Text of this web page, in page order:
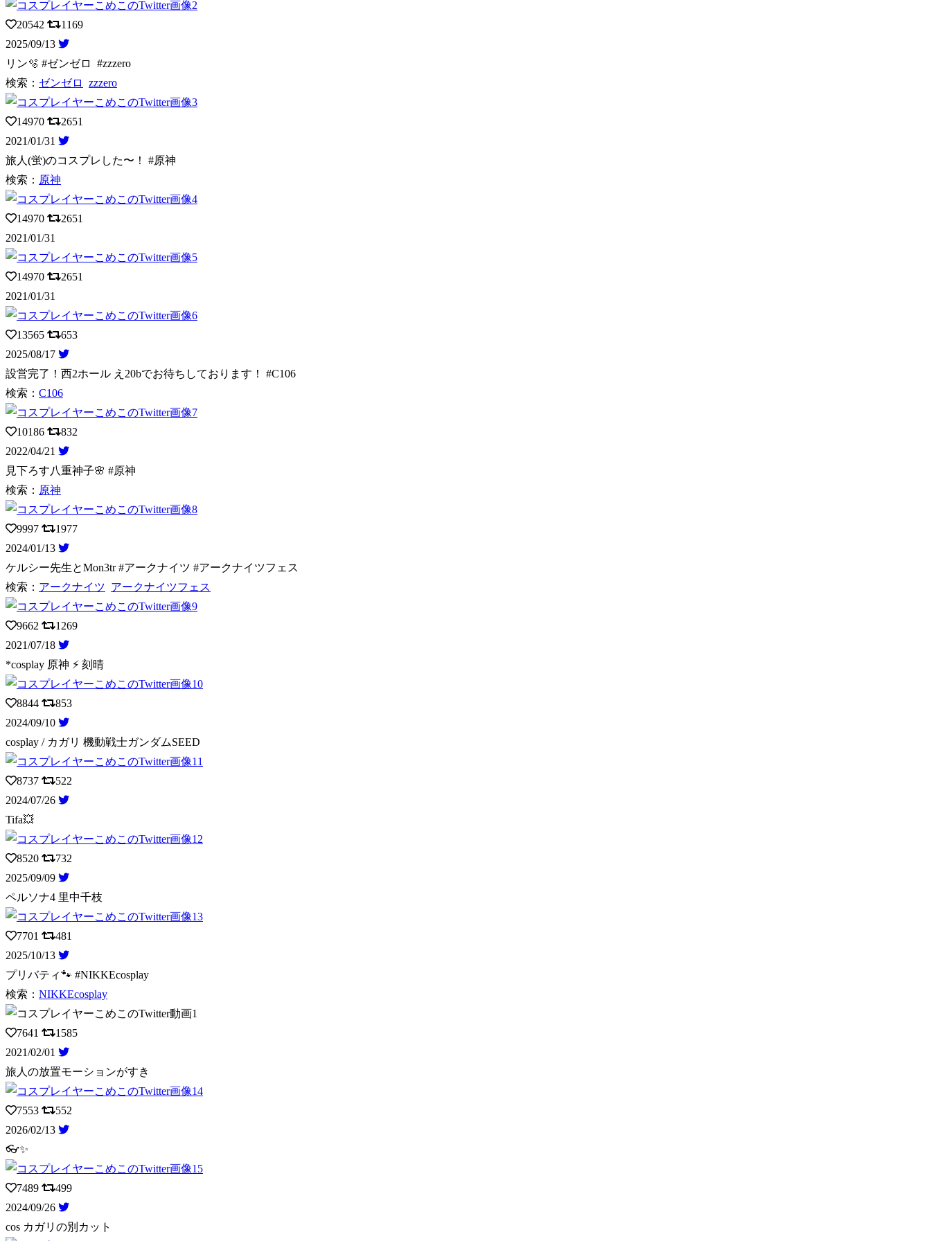
20542
1169
2025/09/13
リン🫧 #ゼンゼロ #zzzero
検索： ゼンゼロ zzzero
14970
2651
2021/01/31
旅人(蛍)のコスプレした〜！ #原神
検索： 原神
14970
2651
2021/01/31
14970
2651
2021/01/31
13565
653
2025/08/17
設営完了！西2ホール え20bでお待ちしております！ #C106
検索： C106
10186
832
2022/04/21
見下ろす八重神子🌸 #原神
検索： 原神
9997
1977
2024/01/13
ケルシー先生とMon3tr #アークナイツ #アークナイツフェス
検索： アークナイツ アークナイツフェス
9662
1269
2021/07/18
*cosplay 原神 ⚡️ 刻晴
8844
853
2024/09/10
cosplay / カガリ 機動戦士ガンダムSEED
8737
522
2024/07/26
Tifa💥
8520
732
2025/09/09
ペルソナ4 里中千枝
7701
481
2025/10/13
プリバティ🐾 #NIKKEcosplay
検索： NIKKEcosplay
7641
1585
2021/02/01
旅人の放置モーションがすき
7553
552
2026/02/13
👓✨️
7489
499
2024/09/26
cos カガリの別カット